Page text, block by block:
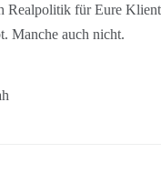
Realpolitik für Eure
Manche auch nicht.